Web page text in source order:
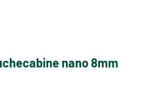
nano 8mm